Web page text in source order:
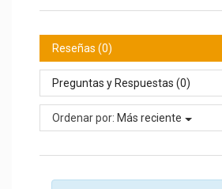
Reseñas (0)
Preguntas y Respuestas (0)
Ordenar por: Más reciente